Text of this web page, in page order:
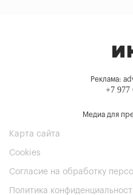
Реклама:
+7 977
Медиа для
Карта сайта
Cookies
Согласие на обработку
Политика